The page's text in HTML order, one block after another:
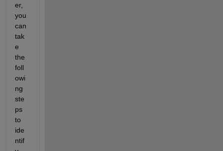
er,
you
can
tak
e
the
foll
owi
ng
ste
ps
to
ide
ntif